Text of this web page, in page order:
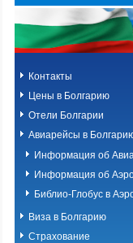
Контакты
Цены в Болгарию
Отели Болгарии
Авиарейсы в
Информация об
Информация об
Библио-Глобус в
Виза в Болгарию
Страхование